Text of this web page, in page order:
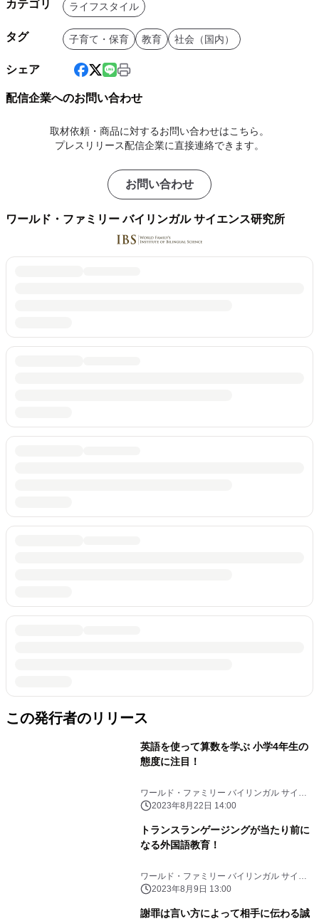
カテゴリ ライフスタイル
タグ 子育て・保育 教育 社会（国内）
シェア
配信企業へのお問い合わせ
取材依頼・商品に対するお問い合わせはこちら。
プレスリリース配信企業に直接連絡できます。
お問い合わせ
ワールド・ファミリー バイリンガル サイエンス研究所
この発行者のリリース
英語を使って算数を学ぶ 小学4年生の
態度に注目！
ワールド・ファミリー バイリンガル サイエ
ンス研究所
2023年8月22日 14:00
トランスランゲージングが当たり前に
なる外国語教育！
ワールド・ファミリー バイリンガル サイエ
ンス研究所
2023年8月9日 13:00
謝罪は言い方によって相手に伝わる誠